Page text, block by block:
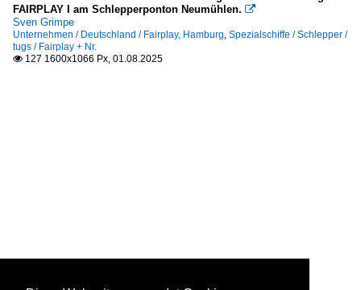
FAIRPLAY I am Schlepperponton Neumühlen. 
Sven Grimpe
Unternehmen / Deutschland / Fairplay, Hamburg, Spezialschiffe / Schlepper /
tugs / Fairplay + Nr.
 127 1600x1066 Px, 01.08.2025